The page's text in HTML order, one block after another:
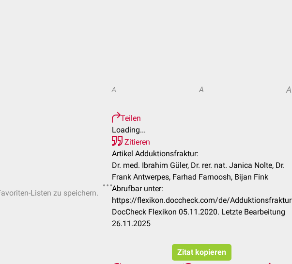
Listen zu speichern.
A A A
Teilen
Loading...
Zitieren
Artikel Adduktionsfraktur:
Dr. med. Ibrahim Güler, Dr. rer. nat. Janica Nolte, Dr.
Frank Antwerpes, Farhad Farnoosh, Bijan Fink
Abrufbar unter:
https://flexikon.doccheck.com/de/Adduktionsfraktur
DocCheck Flexikon 05.11.2020. Letzte Bearbeitung
26.11.2025
Zitat kopieren